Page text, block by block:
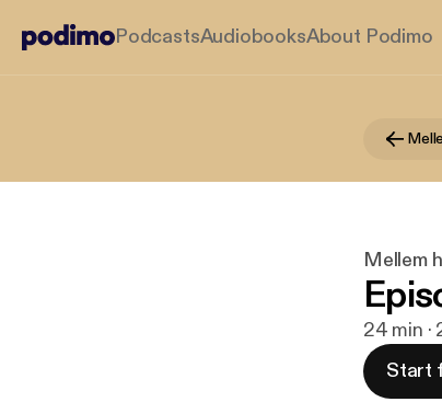
PodcastsAudiobooksAbout Podimo
Mellem
24 min ·
Start